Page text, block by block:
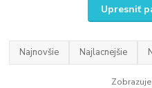
Upresniť
Najnovšie Najlacnejšie